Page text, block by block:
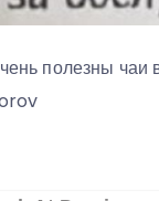
полезны чаи